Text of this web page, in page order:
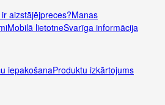
ir aizstājējpreces?Manas
Mobilā lietotneSvarīga informācija
iepakošanaProduktu izkārtojums